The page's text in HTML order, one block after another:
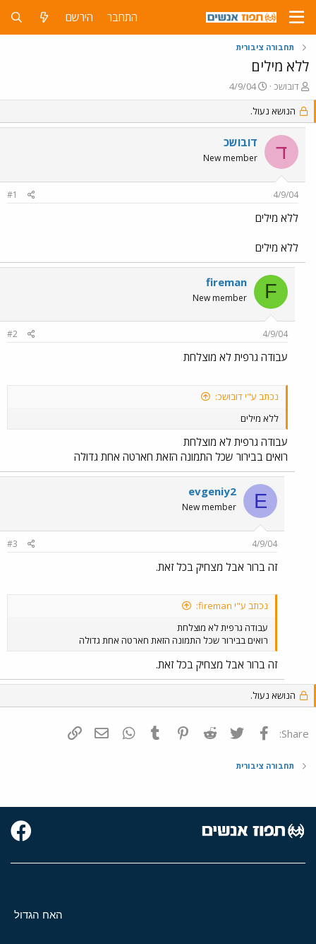
התחבר הירשם
תחבורה ציבורית
ללא מילים
פ
ו
ת
ח
נ
דובושכ
פ
ו
ר
ס
ם
ב
ת
ך
4/9/04
הנושא נעול.
ד דובושכ
New member
4/9/04
#1
ללא מילים
ללא מילים
F
fireman
New member
4/9/04
#2
עבודה גרפית לא מוצלחת
נכתב ע"י דובושכ:
ללא מילים
עבודה גרפית לא מוצלחת
רואים בבירור שכל התמונה הזאת חארטה אחת גדולה
E
evgeniy2
New member
4/9/04
#3
זה ברור אבל מצחיק בכל זאת.
נכתב ע"י fireman:
עבודה גרפית לא מוצלחת
רואים בבירור שכל התמונה הזאת חארטה אחת גדולה
זה ברור אבל מצחיק בכל זאת.
הנושא נעול.
Share: פייסבוק Twitter
Reddit
Pinterest
Tumblr
WhatsAppדואר אלקטרוני
תחבורה ציבורית
האח הגדול